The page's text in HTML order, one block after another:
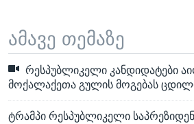
ამავე თემაზე
რესპუბლიკელი კანდიდატები
მოქალაქეთა გულის მოგებას
ტრამპი რესპუბლიკელი